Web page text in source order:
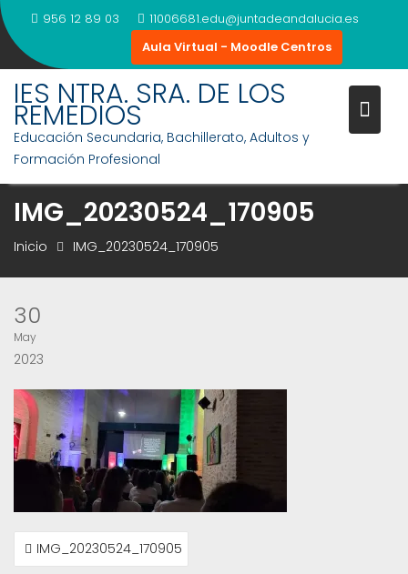
Saltar
al
contenido
956 12 89 03
11006681.edu@juntadeandalucia.es
Aula Virtual - Moodle Centros
IES NTRA. SRA. DE LOS
REMEDIOS
Educación Secundaria, Bachillerato, Adultos y
Formación Profesional
IMG_20230524_170905
Inicio IMG_20230524_170905
30
May
2023
NAVEGACIÓN
DEIMG_20230524_170905